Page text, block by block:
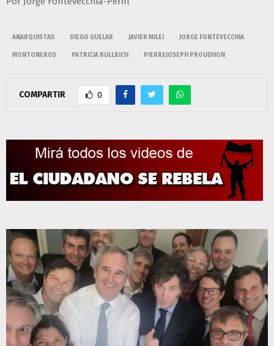
ANARQUISTAS DIEGO GUELAR JAVIER MILEI JORGE FONTEVECCHIA
MONTONEROS PATRICIA BULLRICH PIERREJOSEPH PROUDHON
COMPARTIR 0